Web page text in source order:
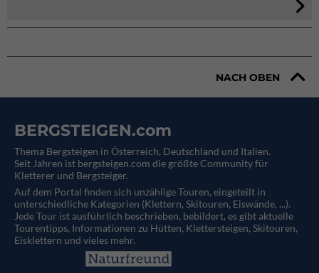
NACH OBEN
BERGSTEIGEN.com
Thema Bergsteigen in Österreich, Deutschland und Italien.
Seit Jahren ist bergsteigen.com die größte Community für
Kletterer und Bergsteiger.
Auf dem Portal finden sich unzählige Touren, eingeteilt in
unterschiedliche Kategorien (Klettern, Skitouren, Eiswände, ...).
Jede Tour ist ausführlich beschrieben, bebildert, es gibt aktuelle
Tourentipps, Informationen zu Hütten, Klettersteigen, Skitouren,
Eisklettern und vieles mehr.